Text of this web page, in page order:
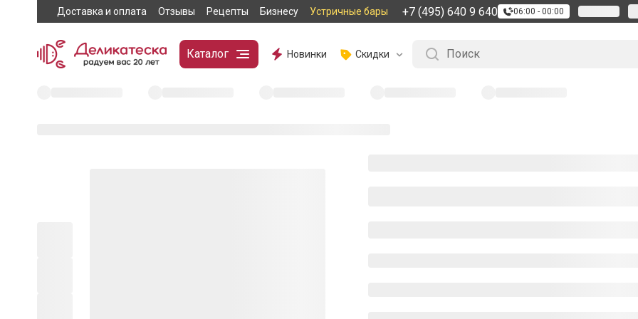
Доставка и оплата Отзывы Рецепты Бизнесу Устричные бары +7 (495) 640 9 640 06:00 - 00:00
Каталог Новинки Скидки